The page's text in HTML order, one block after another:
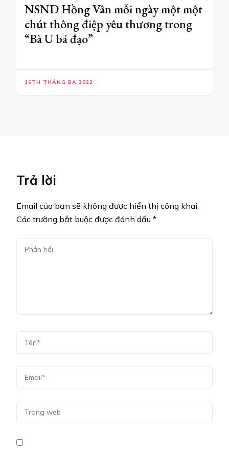
NSND Hồng Vân mỗi ngày một một
chút thông điệp yêu thương trong
“Bà U bá đạo”
16TH THÁNG BA 2022
Trả lời
Email của bạn sẽ không được hiển thị công khai.
Các trường bắt buộc được đánh dấu *